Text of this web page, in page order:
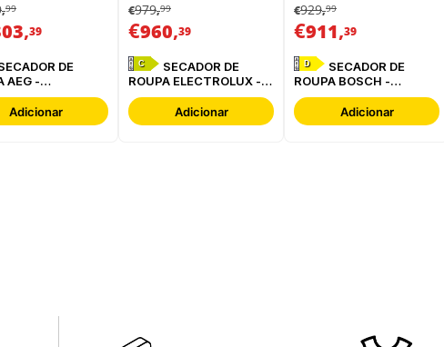
,99
,39
AEG -
Adicionar
€979,99
€960,39
C
ROUPA ELECTROLUX -
EDI629G4BO
Adicionar
€929,99
€911,39
D
ROUPA BOSCH -
WQG24200ES
Adicionar